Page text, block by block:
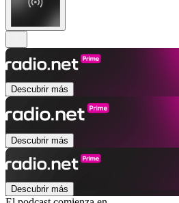
Descubrir más
Descubrir más
Descubrir más